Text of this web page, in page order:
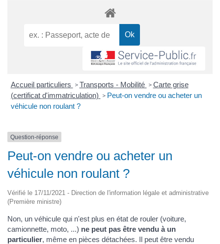
Accueil particuliers > Transports - Mobilité > Carte grise
(certificat d'immatriculation) > Peut-on vendre ou acheter un
véhicule non roulant ?
Question-réponse
Peut-on vendre ou acheter un
véhicule non roulant ?
Vérifié le 17/11/2021 - Direction de l'information légale et administrative
(Première ministre)
Non, un véhicule qui n'est plus en état de rouler (voiture,
camionnette, moto, ...) ne peut pas être vendu à un
particulier, même en pièces détachées. Il peut être vendu